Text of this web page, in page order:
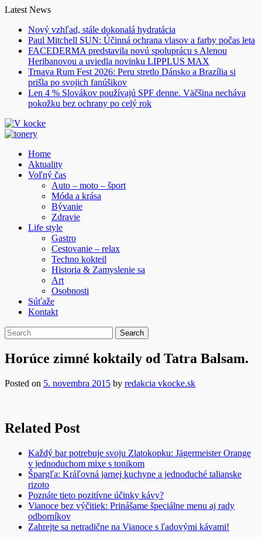
Skip
content
Latest News
Nový vzhľad, stále dokonalá hydratácia
Paul Mitchell SUN: Účinná ochrana vlasov a farby počas leta
FACEDERMA predstavila novú spoluprácu s Alenou
Heribanovou a uviedla novinku LIPPLUS MAX
Trnava Rum Fest 2026: Peru stretlo Dánsko a Brazília si
prišla po svojich fanúšikov
Len 4 % Slovákov používajú SPF denne. Väčšina necháva
pokožku bez ochrany po celý rok
Home
Aktuality
Voľný čas
Auto – moto – šport
Móda a krása
Bývanie
Zdravie
Life style
Gastro
Cestovanie – relax
Techno kokteil
Historia & Zamyslenie sa
Art
Osobnosti
Súťaže
Kontakt
Horúce zimné koktaily od Tatra Balsam.
Posted on 5. novembra 2015 by redakcia vkocke.sk
Related Post
Každý bar potrebuje svoju Zlatokopku: Jägermeister Orange
v jednoduchom mixe s tonikom
Špargľa: Kráľovná jarnej kuchyne a jednoduché talianske
rizoto
Poznáte tieto pozitívne účinky kávy?
Vianoce bez výčitiek: Prinášame špeciálne menu aj rady
odborníkov
Zahrejte sa netradične na Vianoce s ľadovými kávami!